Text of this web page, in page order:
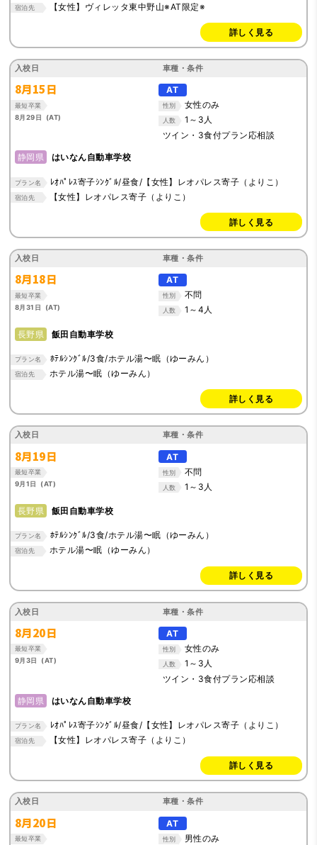
宿泊先 【女性】ヴィレッタ東中野山※AT限定※
詳しく見る
入校日
8月15日
最短卒業
8月29日 (AT)
車種・条件
AT
性別 女性のみ
人数
1～3人
ツイン・3食付プラン応相談
静岡県 はいなん自動車学校
プラン名 ﾚｵﾊﾟﾚｽ寄子ｼﾝｸﾞﾙ/昼食/【女性】レオパレス寄子（よりこ）
宿泊先 【女性】レオパレス寄子（よりこ）
詳しく見る
入校日
8月18日
最短卒業
8月31日 (AT)
車種・条件
AT
性別 不問
人数 1～4人
長野県 飯田自動車学校
プラン名 ﾎﾃﾙｼﾝｸﾞﾙ/3食/ホテル湯〜眠（ゆーみん）
宿泊先 ホテル湯〜眠（ゆーみん）
詳しく見る
入校日
8月19日
最短卒業
9月1日 (AT)
車種・条件
AT
性別 不問
人数 1～3人
長野県 飯田自動車学校
プラン名 ﾎﾃﾙｼﾝｸﾞﾙ/3食/ホテル湯〜眠（ゆーみん）
宿泊先 ホテル湯〜眠（ゆーみん）
詳しく見る
入校日
8月20日
最短卒業
9月3日 (AT)
車種・条件
AT
性別 女性のみ
人数
1～3人
ツイン・3食付プラン応相談
静岡県 はいなん自動車学校
プラン名 ﾚｵﾊﾟﾚｽ寄子ｼﾝｸﾞﾙ/昼食/【女性】レオパレス寄子（よりこ）
宿泊先 【女性】レオパレス寄子（よりこ）
詳しく見る
入校日
8月20日
最短卒業
車種・条件
AT
性別 男性のみ